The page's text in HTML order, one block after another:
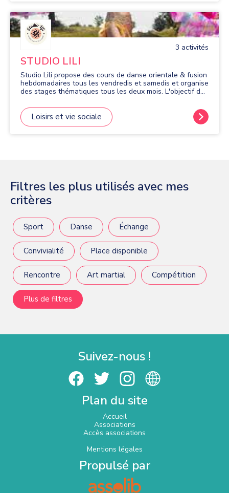
3 activités
STUDIO LILI
Studio Lili propose des cours de danse orientale & fusion
hebdomadaires tous les vendredis et samedis et organise
des stages thématiques tous les deux mois. L'objectif des
bienveillant en proposant une pédagogie personnalisée.
L'association est ouverte à tout le monde (y compris les
enfants à partir de 9 ans) c'est-à-dire pour toutes les
Loisirs et vie sociale
Filtres les plus utilisés avec mes
critères
Sport Danse Échange
Convivialité Place disponible
Rencontre Art martial Compétition
Plus de filtres
Suivez-nous !
Plan du site
Accueil
Associations
Accès associations
Mentions légales
Propulsé par